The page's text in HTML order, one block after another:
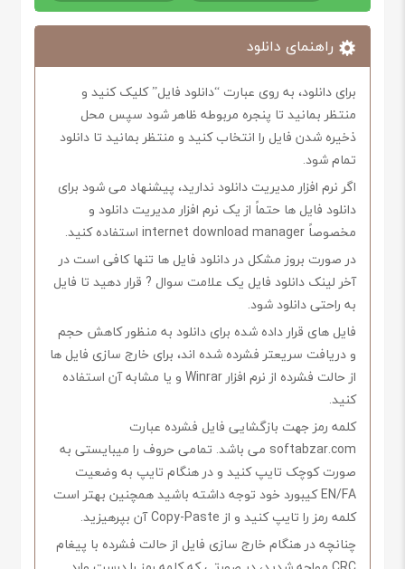
راهنمای دانلود
برای دانلود، به روی عبارت “دانلود فایل” کلیک کنید و
منتظر بمانید تا پنجره مربوطه ظاهر شود سپس محل
ذخیره شدن فایل را انتخاب کنید و منتظر بمانید تا دانلود
تمام شود.
اگر نرم افزار مدیریت دانلود ندارید، پیشنهاد می شود برای
دانلود فایل ها حتماً از یک نرم افزار مدیریت دانلود و
مخصوصاً internet download manager استفاده کنید.
در صورت بروز مشکل در دانلود فایل ها تنها کافی است در
آخر لینک دانلود فایل یک علامت سوال ? قرار دهید تا فایل
به راحتی دانلود شود.
فایل های قرار داده شده برای دانلود به منظور کاهش حجم
و دریافت سریعتر فشرده شده اند، برای خارج سازی فایل ها
از حالت فشرده از نرم افزار Winrar و یا مشابه آن استفاده
کنید.
کلمه رمز جهت بازگشایی فایل فشرده عبارت
softabzar.com می باشد. تمامی حروف را میبایستی به
صورت کوچک تایپ کنید و در هنگام تایپ به وضعیت
EN/FA کیبورد خود توجه داشته باشید همچنین بهتر است
کلمه رمز را تایپ کنید و از Copy-Paste آن بپرهیزید.
چنانچه در هنگام خارج سازی فایل از حالت فشرده با پیغام